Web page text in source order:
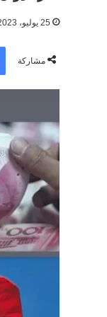
25 يوليو، 2023
مشاركة